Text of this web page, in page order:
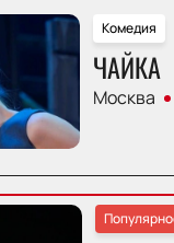
Комедия
ЧАЙКА
Москва